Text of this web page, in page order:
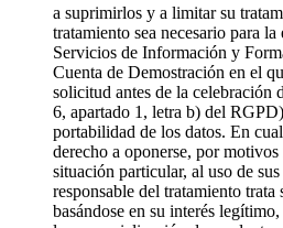
a suprimirlos y a limitar su
tratamiento sea necesario para
Servicios de Información y
Cuenta de Demostración en el
solicitud antes de la celebración
6, apartado 1, letra b) del
portabilidad de los datos. En
derecho a oponerse, por
situación particular, al uso de
responsable del tratamiento trata
basándose en su interés